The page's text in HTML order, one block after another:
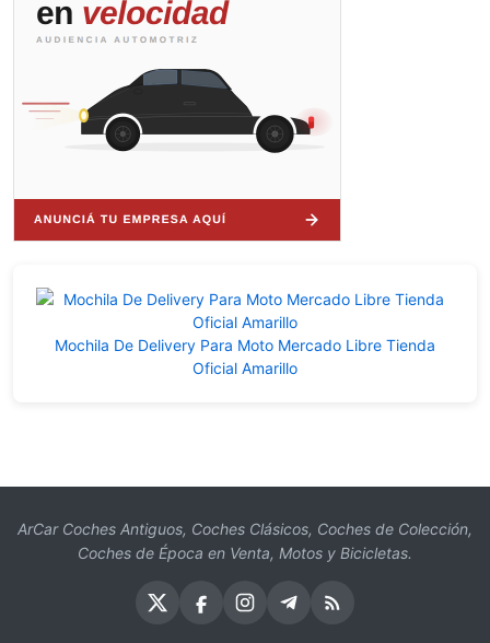
Mochila De Delivery Para Moto Mercado Libre Tienda
Oficial Amarillo
ArCar Coches Antiguos, Coches Clásicos, Coches de Colección,
Coches de Época en Venta, Motos y Bicicletas.